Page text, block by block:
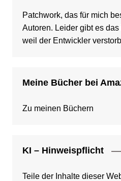
Patchwork, das für mich
Autoren. Leider gibt es
weil der Entwickler
Meine Bücher bei
Zu meinen Büchern
KI – Hinweispflicht
Teile der Inhalte dieser